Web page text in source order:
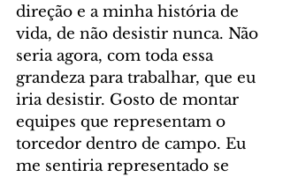
direção e a minha história de
vida, de não desistir nunca. Não
seria agora, com toda essa
grandeza para trabalhar, que eu
iria desistir. Gosto de montar
equipes que representam o
torcedor dentro de campo. Eu
me sentiria representado se